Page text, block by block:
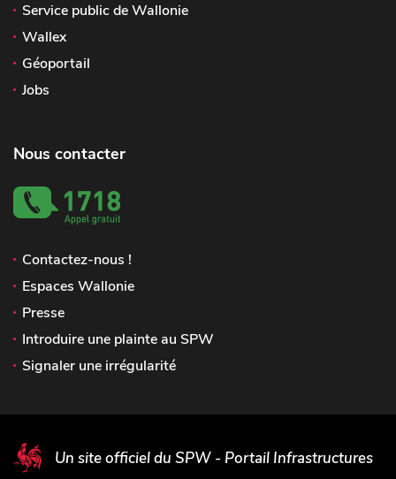
Service public de Wallonie
Wallex
Géoportail
Jobs
Nous contacter
Contactez-nous !
Espaces Wallonie
Presse
Introduire une plainte au SPW
Signaler une irrégularité
Un site officiel du SPW - Portail Infrastructures